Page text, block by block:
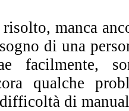
manca
di una
facilmente,
qualche
di